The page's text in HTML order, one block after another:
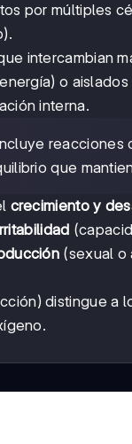
por múltiples
intercambian
o
interna.
que
crecimiento y
(sexual o
distingue a